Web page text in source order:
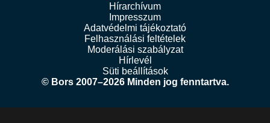
Hírarchívum
Impresszum
Adatvédelmi tájékoztató
Felhasználási feltételek
Moderálási szabályzat
Hírlevél
Süti beállítások
© Bors 2007–2026 Minden jog fenntartva.